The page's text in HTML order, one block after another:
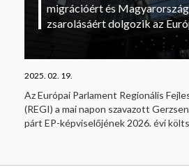
migrációért és
zsarolásáért dolgozik az
2025. 02. 19.
Az Európai Parlament Regionális
(REGI) a mai napon szavazott
párt EP-képviselőjének 2026. évi